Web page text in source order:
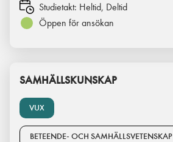
Studietakt: Heltid, Deltid
Öppen för ansökan
VUX
SAMHÄLLSKUNSKAP
BETEENDE- OCH SAMHÄLLSVETENSKAP